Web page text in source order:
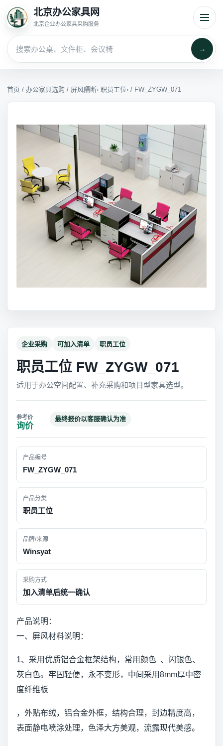
北京办公家具网
北京企业办公家具采购服务
→
首页 / 办公家具选购 / 屏风隔断› 职员工位› / FW_ZYGW_071
企业采购 可加入清单 职员工位
职员工位 FW_ZYGW_071
适用于办公空间配置、补充采购和项目型家具选型。
询价
最终报价以客服确认为准
产品编号
FW_ZYGW_071
产品分类
职员工位
品牌/来源
Winsyat
采购方式
加入清单后统一确认
产品说明：
一、屏风材料说明：
1、采用优质铝合金框架结构，常用颜色 、闪银色、
灰白色。牢固轻便，永不变形，中间采用8mm厚中密
度纤维板
，外贴布绒，铝合金外框，结构合理，封边精度高，
表面静电喷涂处理，色泽大方美观，流露现代美感。